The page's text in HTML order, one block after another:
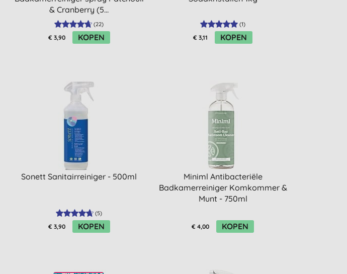
& Cranberry (5...
(22)
€ 3,90 KOPEN
(1)
€ 3,11 KOPEN
Sonett Sanitairreiniger - 500ml
(5)
€ 3,90 KOPEN
Miniml Antibacteriële
Badkamerreiniger Komkommer &
Munt - 750ml
€ 4,00 KOPEN